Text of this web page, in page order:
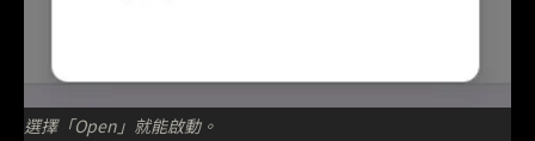
選擇「Open」就能啟動。